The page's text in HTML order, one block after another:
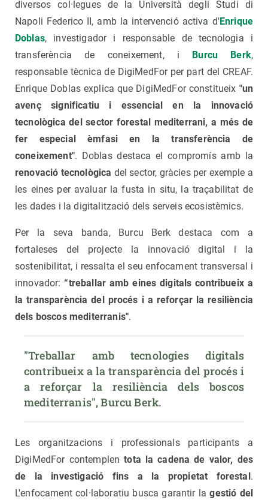
diversos col·legues de la Università degli Studi di
Napoli Federico II, amb la intervenció activa d' Enrique
Doblas, investigador i responsable de tecnologia i
transferència de coneixement, i
Burcu Berk,
responsable tècnica de DigiMedFor per part del CREAF.
Enrique Doblas explica que DigiMedFor constitueix "un
avenç significatiu i essencial en la innovació
tecnològica del sector forestal mediterrani, a més de
fer especial èmfasi en la transferència de
coneixement". Doblas destaca el compromís amb la
renovació tecnològica del sector, gràcies per exemple a
les eines per avaluar la fusta in situ, la traçabilitat de
les dades i la digitalització dels serveis ecosistèmics.
Per la seva banda, Burcu Berk destaca com a
fortaleses del projecte la innovació digital i la
sostenibilitat, i ressalta el seu enfocament transversal i
innovador: “treballar amb eines digitals contribueix a
la transparència del procés i a reforçar la resiliència
dels boscos mediterranis".
"Treballar amb tecnologies digitals
contribueix a la transparència del procés i
a reforçar la resiliència dels boscos
mediterranis", Burcu Berk.
Les organitzacions i professionals participants a
DigiMedFor contemplentota la cadena de valor, des
de la investigació fins a la propietat forestal .
L'enfocament col·laboratiu busca garantir lagestió del